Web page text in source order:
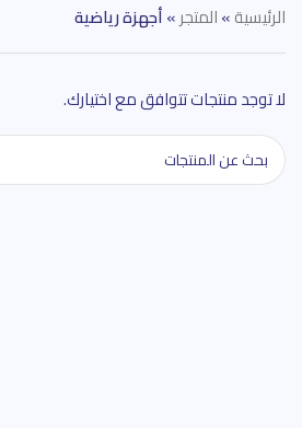
الرئيسية»المتجر»أجهزة رياضية
لا توجد منتجات تتوافق مع اختيارك.